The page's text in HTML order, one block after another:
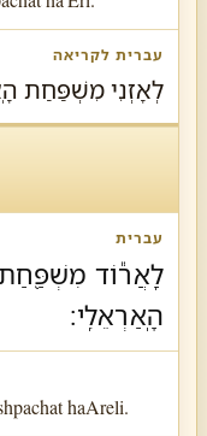
לְאָזְנִי מִשְׁפַּחַת
לַֽאֲר֕וֹד מִשְׁפַּ֖חַת
הָֽאַרְאֵלִֽי׃
haAreli.